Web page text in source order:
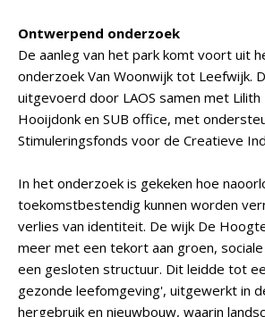
Ontwerpend onderzoek
De aanleg van het park komt voort uit
onderzoek Van Woonwijk tot Leefwijk.
uitgevoerd door LAOS samen met Lilith
Hooijdonk en SUB office, met
Stimuleringsfonds voor de Creatieve
In het onderzoek is gekeken hoe
toekomstbestendig kunnen worden
verlies van identiteit. De wijk De
meer met een tekort aan groen,
een gesloten structuur. Dit leidde tot
gezonde leefomgeving', uitgewerkt in
hergebruik en nieuwbouw, waarin